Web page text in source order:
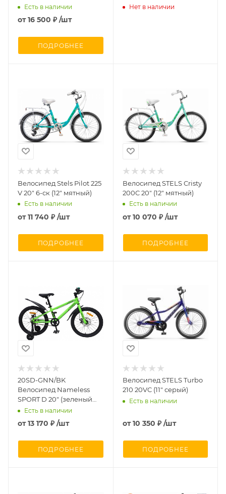
Есть в наличии
от16 500 ₽ /шт
ПОДРОБНЕЕ
Нет в наличии
Велосипед Stels Pilot 225
V 20" 6-ск (12" мятный)
Есть в наличии
от11 740 ₽ /шт
ПОДРОБНЕЕ
Велосипед STELS Cristy
200C 20" (12" мятный)
Есть в наличии
от10 070 ₽ /шт
ПОДРОБНЕЕ
20SD-GNN/BK
Велосипед Nameless
SPORT D 20" (зеленый
неон-черный)
Есть в наличии
от13 170 ₽ /шт
ПОДРОБНЕЕ
Велосипед STELS Turbo
210 20VC (11" серый)
Есть в наличии
от10 350 ₽ /шт
ПОДРОБНЕЕ